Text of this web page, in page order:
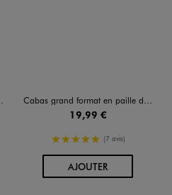
Cabas grand format en paille de papier femme
19,99 €
5/5 de moyenne
(7 avis)
AJOUTERAU PANIER